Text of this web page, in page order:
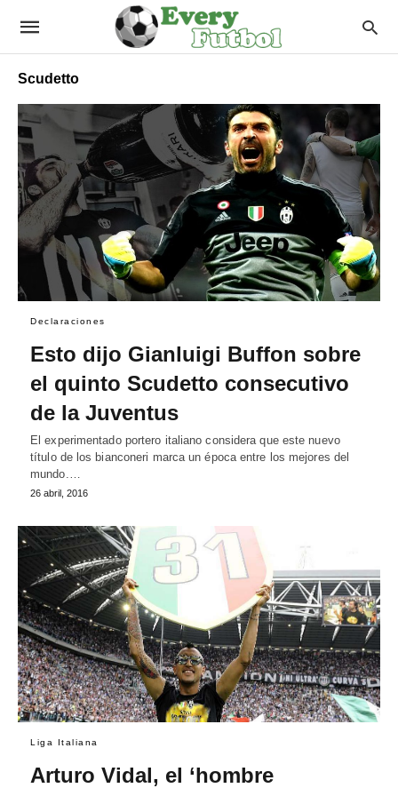
Scudetto
Declaraciones
Esto dijo Gianluigi Buffon sobre
el quinto Scudetto consecutivo
de la Juventus
El experimentado portero italiano considera que este nuevo
título de los bianconeri marca un época entre los mejores del
mundo.…
26 abril, 2016
Liga Italiana
Arturo Vidal, el ‘hombre